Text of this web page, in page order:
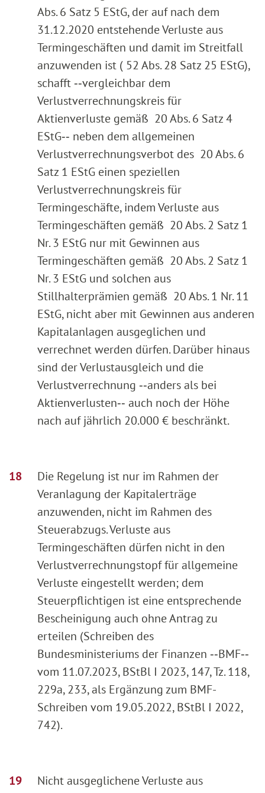
Abs. 6 Satz 5 EStG, der auf nach dem
31.12.2020 entstehende Verluste aus
Termingeschäften und damit im Streitfall
anzuwenden ist ( 52 Abs. 28 Satz 25 EStG),
schafft ‑‑vergleichbar dem
Verlustverrechnungskreis für
Aktienverluste gemäß 20 Abs. 6 Satz 4
EStG‑‑ neben dem allgemeinen
Verlustverrechnungsverbot des 20 Abs. 6
Satz 1 EStG einen speziellen
Verlustverrechnungskreis für
Termingeschäfte, indem Verluste aus
Termingeschäften gemäß 20 Abs. 2 Satz 1
Nr. 3 EStG nur mit Gewinnen aus
Termingeschäften gemäß 20 Abs. 2 Satz 1
Nr. 3 EStG und solchen aus
Stillhalterprämien gemäß 20 Abs. 1 Nr. 11
EStG, nicht aber mit Gewinnen aus anderen
Kapitalanlagen ausgeglichen und
verrechnet werden dürfen. Darüber hinaus
sind der Verlustausgleich und die
Verlustverrechnung ‑‑anders als bei
Aktienverlusten‑‑ auch noch der Höhe
nach auf jährlich 20.000 € beschränkt.
Die Regelung ist nur im Rahmen der
Veranlagung der Kapitalerträge
anzuwenden, nicht im Rahmen des
Steuerabzugs. Verluste aus
Termingeschäften dürfen nicht in den
Verlustverrechnungstopf für allgemeine
Verluste eingestellt werden; dem
Steuerpflichtigen ist eine entsprechende
Bescheinigung auch ohne Antrag zu
erteilen (Schreiben des
Bundesministeriums der Finanzen ‑‑BMF‑‑
vom 11.07.2023, BStBl I 2023, 147, Tz. 118,
229a, 233, als Ergänzung zum BMF-
Schreiben vom 19.05.2022, BStBl I 2022,
742).
Nicht ausgeglichene Verluste aus